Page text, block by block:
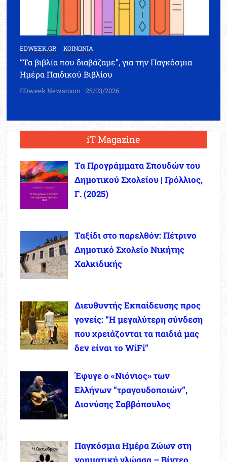
EDWEEK.GR ΚΟΙΝΩΝΙΑ
“Τα βιβλία που διαβάζαμε”, για την Παγκόσμια
Ημέρα Παιδικού Βιβλίου
EDweek Newsroom 25/03/2026
iT Magazine
Τα Προγράμματα Σπουδών του
Δημοτικού Σχολείου | Γρόλλιος,
Γ. (2025)
Ταξίδι στο παρελθόν: Πέτρινο
Δημοτικό Σχολείο Νικήτης
Χαλκιδικής
Διευθυντής Εκπαίδευσης προς
γονείς: “Η μεγαλύτερη σύνδεση
που χρειάζονται τα παιδιά μας
δεν είναι το WiFi”
Έφυγε ο «Νιόνιος» των
Ελλήνων “τραγουδοποιών”,
Διονύσης Σαββόπουλος
Παγκόσμια Ημέρα Ζώων στη